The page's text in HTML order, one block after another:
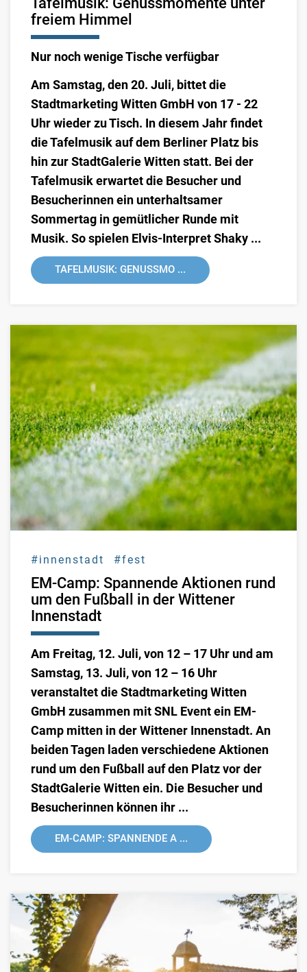
freiem Himmel
Nur noch wenige Tische verfügbar
Am Samstag, den 20. Juli, bittet die
Stadtmarketing Witten GmbH von 17 - 22
Uhr wieder zu Tisch. In diesem Jahr findet
die Tafelmusik auf dem Berliner Platz bis
hin zur StadtGalerie Witten statt. Bei der
Tafelmusik erwartet die Besucher und
Besucherinnen ein unterhaltsamer
Sommertag in gemütlicher Runde mit
Musik. So spielen Elvis-Interpret Shaky ...
TAFELMUSIK: GENUSSMO ...
#innenstadt #fest
EM-Camp: Spannende Aktionen rund
um den Fußball in der Wittener
Innenstadt
Am Freitag, 12. Juli, von 12 – 17 Uhr und am
Samstag, 13. Juli, von 12 – 16 Uhr
veranstaltet die Stadtmarketing Witten
GmbH zusammen mit SNL Event ein EM-
Camp mitten in der Wittener Innenstadt. An
beiden Tagen laden verschiedene Aktionen
rund um den Fußball auf den Platz vor der
StadtGalerie Witten ein. Die Besucher und
Besucherinnen können ihr ...
EM-CAMP: SPANNENDE A ...